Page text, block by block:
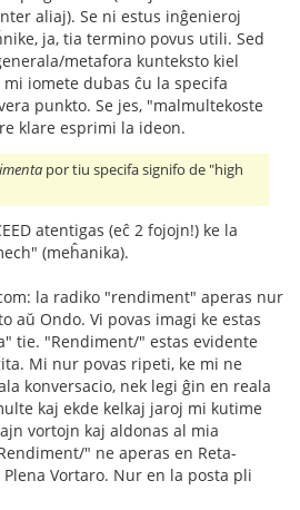
aliaj). Se ni estus inĝenieroj
ja, tia termino povus utili. Sed
metafora kunteksto kiel
iomete dubas ĉu la specifa
punkto. Se jes, "malmultekoste
klare esprimi la ideon.
por tiu specifa signifo de "high
atentigas (eĉ 2 fojojn!) ke la
(meĥanika).
la radiko "rendiment" aperas nur
aŭ Ondo. Vi povas imagi ke estas
tie. "Rendiment/" estas evidente
Mi nur povas ripeti, ke mi ne
konversacio, nek legi ĝin en reala
kaj ekde kelkaj jaroj mi kutime
vortojn kaj aldonas al mia
" ne aperas en Reta-
Vortaro. Nur en la posta pli